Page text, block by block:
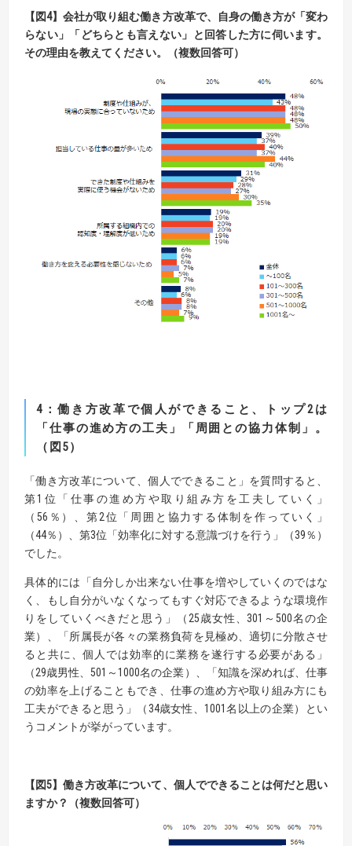
【 図4】会社が取り組む働き方改革で、自身の働き方が「変わ
らない」「どちらとも言えない」と回答した方に伺います。
その理由を教えてください。
（複数回答可）
4 ：働き方改革で個人ができること、トップ2は
「仕事の進め方の工夫」「周囲との協力体制」 。
（図 5）
「働き方改革について、個人でできること」を質問すると、
第1位「仕事の進め方や取り組み方を工夫していく」
（56％）、第2位「周囲と協力する体制を作っていく」
（44％）、第3位「効率化に対する意識づけを行う」（39％）
でした。
具体的には「自分しか出来ない仕事を増やしていくのではな
く、もし自分がいなくなってもすぐ対応できるような環境作
りをしていくべきだと思う」（25歳女性、301～500名の企
業）、「所属長が各々の業務負荷を見極め、適切に分散させ
ると共に、個人では効率的に業務を遂行する必要がある」
（29歳男性、501～1000名の企業）、「知識を深めれば、仕事
の効率を上げることもでき、仕事の進め方や取り組み方にも
工夫ができると思う」（34歳女性、1001名以上の企業）とい
うコメントが挙がっています。
【 図5】働き方改革について、個人でできることは何だと思い
ますか？（複数回答可）